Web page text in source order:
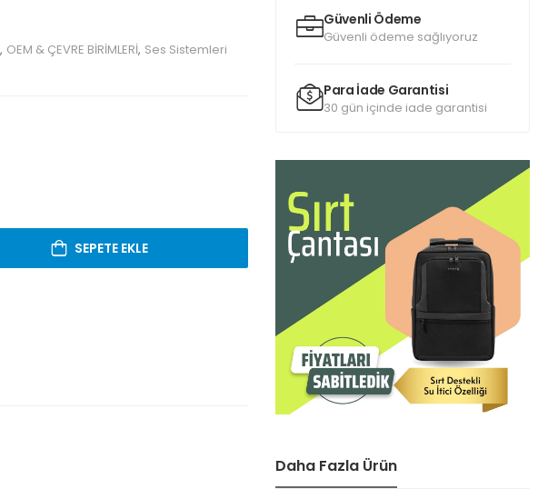
Güvenli Ödeme
Güvenli ödeme sağlıyoruz
Para İade Garantisi
30 gün içinde iade garantisi
Daha Fazla Ürün
, OEM & ÇEVRE BİRİMLERİ, Ses Sistemleri
SEPETE EKLE